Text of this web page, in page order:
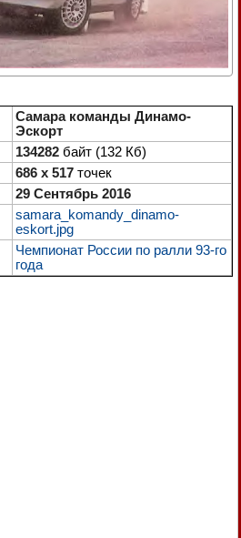
Самара команды Динамо-
Эскорт
134282 байт (132 Кб)
686 x 517 точек
29 Сентябрь 2016
samara_komandy_dinamo-
eskort.jpg
Чемпионат России по ралли 93-го
года